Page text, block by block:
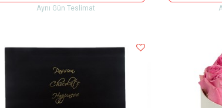
Aynı Gün Teslimat